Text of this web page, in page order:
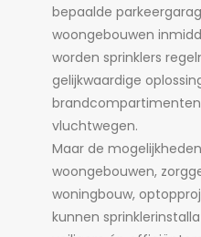
bepaalde
woongebouwen
worden sprinklers
gelijkwaardige
vluchtwegen.
Maar de
woongebouwen,
woningbouw,
kunnen